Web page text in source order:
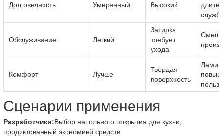
Долговечность Умеренный Высокий
Обслуживание Легкий
Затирка
требует
ухода
Комфорт Лучше
Твердая
поверхность
Сценарии применения
Разработчики:Выбор напольного покрытия для кухни,
продиктованный экономией средств